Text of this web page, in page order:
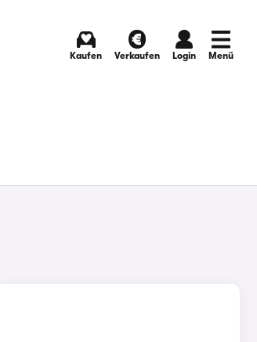
Kaufen Verkaufen Login Menü